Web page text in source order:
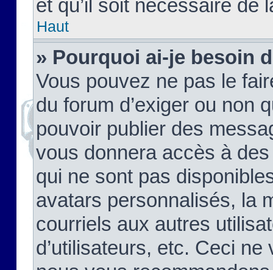
et qu’il soit nécessaire de
Haut
» Pourquoi ai-je besoin
Vous pouvez ne pas le
du forum d’exiger ou non
pouvoir publier des
vous donnera accès à
qui ne sont pas
avatars personnalisés, la
courriels aux autres
d’utilisateurs, etc. Ceci